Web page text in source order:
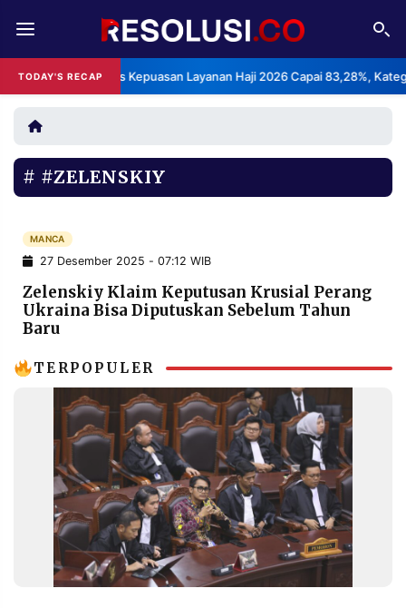
TODAY'S RECAP
BPS: Indeks Kepuasan Layanan Haji 2026 Capai 83,28%, Kategori
REDAKSI TENTANG
RESOLUSI IKLAN
RUBRIKASI
FINANSIA
MANCA SPORT
INFORMASI
PRIVACY
POLICY
BERITA
WARGA
INFORMASI
IKLAN
KIRIM
TULISAN
PENGADUAN TERM
OF
SERVICE
#ZELENSKIY
MANCA
27 Desember 2025 - 07:12 WIB
Zelenskiy Klaim Keputusan Krusial Perang
Ukraina Bisa Diputuskan Sebelum Tahun
Baru
TERPOPULER